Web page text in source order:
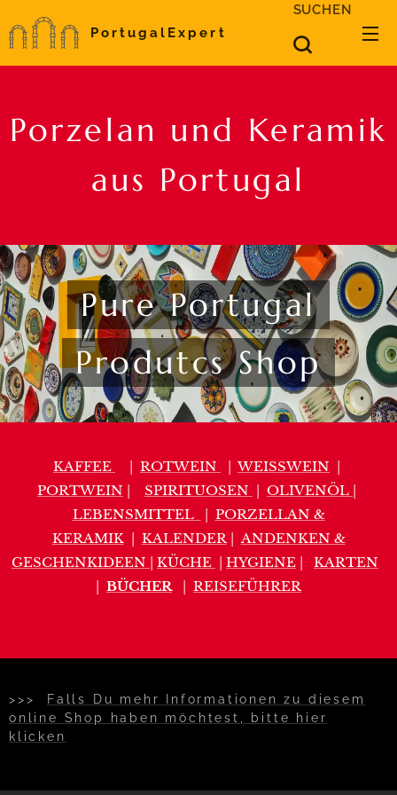
PortugalExpert
SUCHEN
Porzelan und Keramik
aus Portugal
Pure Portugal
Produtcs Shop
KAFFEE | ROTWEIN |WEISSWEIN |
PORTWEIN | SPIRITUOSEN | OLIVENÖL |
LEBENSMITTEL
| PORZELLAN &
KERAMIK| KALENDER| ANDENKEN &
GESCHENKIDEEN | KÜCHE | HYGIENE | KARTEN
| BÜCHER| REISEFÜHRER
>>>
Falls Du mehr Informationen zu diesem
online Shop haben möchtest, bitte hier
klicken